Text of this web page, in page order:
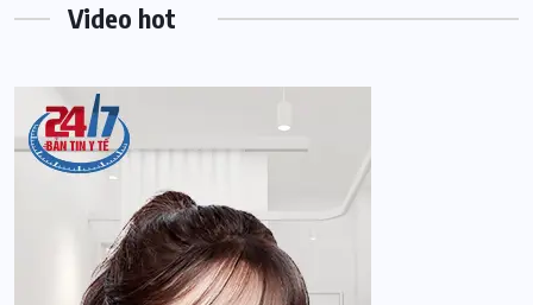
Video hot